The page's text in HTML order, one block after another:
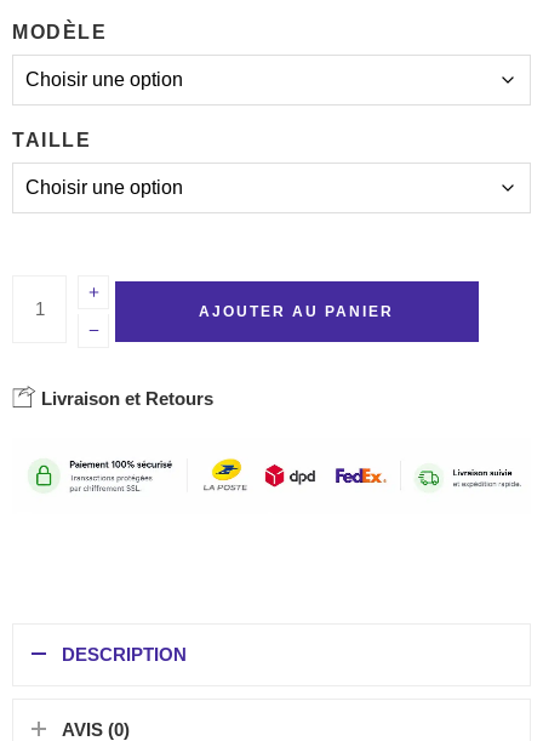
MODÈLE
TAILLE
AJOUTER AU PANIER
Livraison et Retours
DESCRIPTION
AVIS (0)